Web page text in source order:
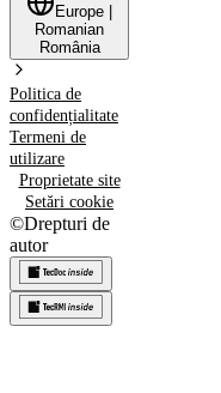
Europe
Romanian
România
Politica de
confidențialitate
Termeni de
utilizare
Proprietate site
Setări cookie
©Drepturi de
autor